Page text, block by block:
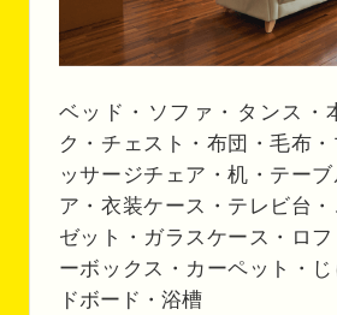
ベッド・ソファ・タンス・
ク・チェスト・布団・毛布
ッサージチェア・机・テー
ア・衣装ケース・テレビ台
ゼット・ガラスケース・ロ
ーボックス・カーペット・
ドボード・浴槽